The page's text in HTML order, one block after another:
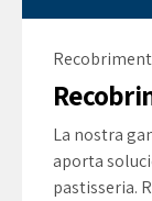
La nostra
aporta
pastisseria.